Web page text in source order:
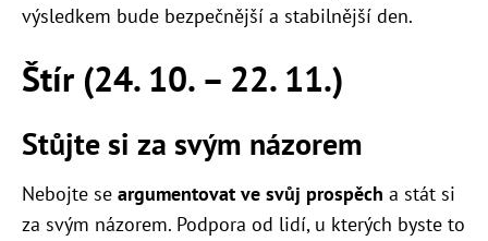
výsledkem bude bezpečnější a stabilnější den.
Štír (24. 10. – 22. 11.)
Stůjte si za svým názorem
Nebojte se argumentovat ve svůj prospěch a stát si
za svým názorem. Podpora od lidí, u kterých byste to